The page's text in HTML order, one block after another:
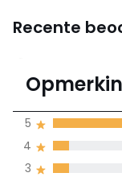
Recente
3
4
5